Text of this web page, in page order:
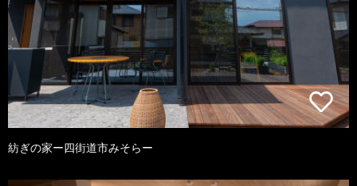
紡ぎの家ー四街道市みそらー